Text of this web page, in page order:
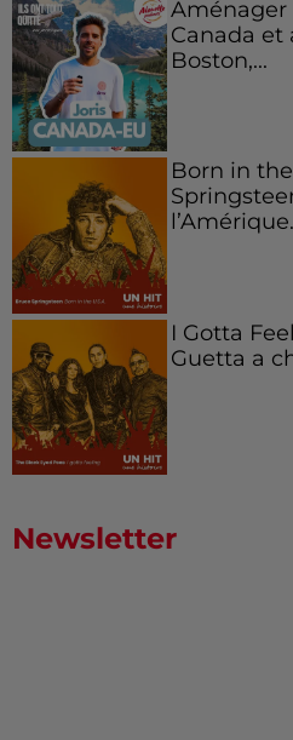
Aménager
Canada et
Boston,...
Born in
I Gotta
Guetta a
Newsletter